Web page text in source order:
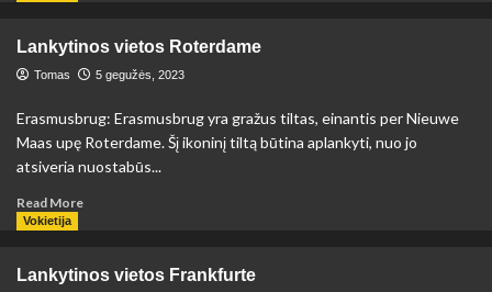
vietos
Porte
Lankytinos vietos Roterdame
Tomas 5 gegužės, 2023
Erasmusbrug: Erasmusbrug yra gražus tiltas, einantis per Nieuwe
Maas upę Roterdame. Šį ikoninį tiltą būtina aplankyti, nuo jo
atsiveria nuostabūs...
Read MoreRead
vietos
Vokietija
Lankytinos vietos Frankfurte